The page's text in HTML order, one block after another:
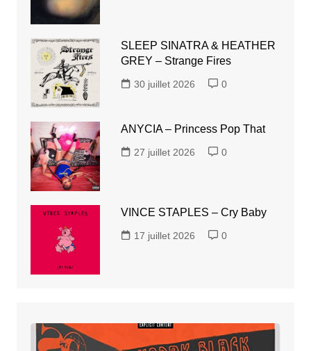
SLEEP SINATRA & HEATHER
GREY – Strange Fires
30 juillet 2026 0
ANYCIA – Princess Pop That
27 juillet 2026 0
VINCE STAPLES – Cry Baby
17 juillet 2026 0
KODAK
BLACK